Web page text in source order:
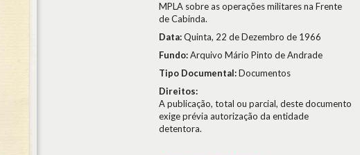
MPLA sobre as operações militares na Frente
de Cabinda.
Data:Quinta, 22 de Dezembro de 1966
Fundo:Arquivo Mário Pinto de Andrade
Tipo Documental:Documentos
Direitos:
A publicação, total ou parcial, deste documento
exige prévia autorização da entidade
detentora.